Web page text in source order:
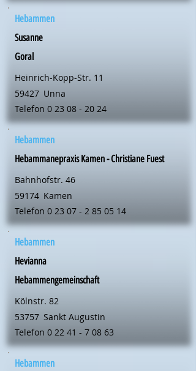
Hebammen
Susanne
Goral
Heinrich-Kopp-Str. 11
59427 Unna
Telefon 0 23 08 - 20 24
Hebammen
Hebammanepraxis Kamen - Christiane Fuest
Bahnhofstr. 46
59174 Kamen
Telefon 0 23 07 - 2 85 05 14
Hebammen
Hevianna
Hebammengemeinschaft
Kölnstr. 82
53757 Sankt Augustin
Telefon 0 22 41 - 7 08 63
Hebammen